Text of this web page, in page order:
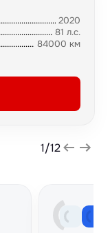
2020
81 л.с.
84000 км
1/12